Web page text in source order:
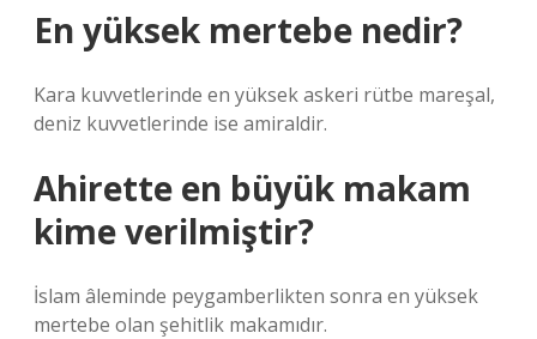
En yüksek mertebe nedir?
Kara kuvvetlerinde en yüksek askeri rütbe mareşal,
deniz kuvvetlerinde ise amiraldir.
Ahirette en büyük makam
kime verilmiştir?
İslam âleminde peygamberlikten sonra en yüksek
mertebe olan şehitlik makamıdır.